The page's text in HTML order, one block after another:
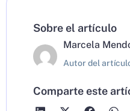
Sobre el artículo
Marcela
Autor del
Comparte este